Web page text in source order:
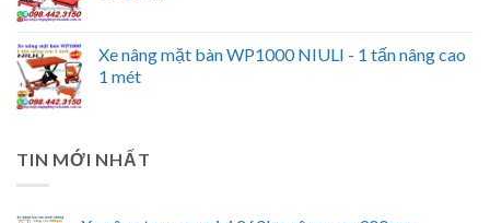
Xe nâng mặt bàn WP1000 NIULI - 1 tấn nâng cao
1 mét
TIN MỚI NHẤT